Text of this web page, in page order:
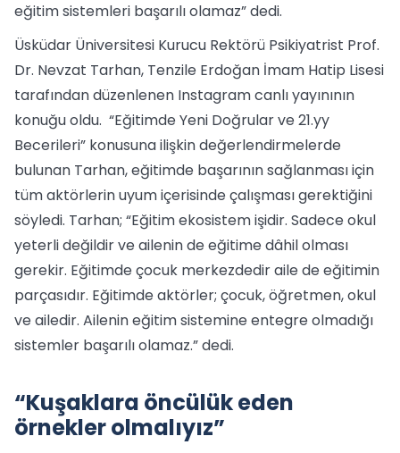
eğitim sistemleri başarılı olamaz” dedi.
Üsküdar Üniversitesi Kurucu Rektörü Psikiyatrist Prof.
Dr. Nevzat Tarhan, Tenzile Erdoğan İmam Hatip Lisesi
tarafından düzenlenen Instagram canlı yayınının
konuğu oldu. “Eğitimde Yeni Doğrular ve 21.yy
Becerileri” konusuna ilişkin değerlendirmelerde
bulunan Tarhan, eğitimde başarının sağlanması için
tüm aktörlerin uyum içerisinde çalışması gerektiğini
söyledi. Tarhan; “Eğitim ekosistem işidir. Sadece okul
yeterli değildir ve ailenin de eğitime dâhil olması
gerekir. Eğitimde çocuk merkezdedir aile de eğitimin
parçasıdır. Eğitimde aktörler; çocuk, öğretmen, okul
ve ailedir. Ailenin eğitim sistemine entegre olmadığı
sistemler başarılı olamaz.” dedi.
“Kuşaklara öncülük eden
örnekler olmalıyız”